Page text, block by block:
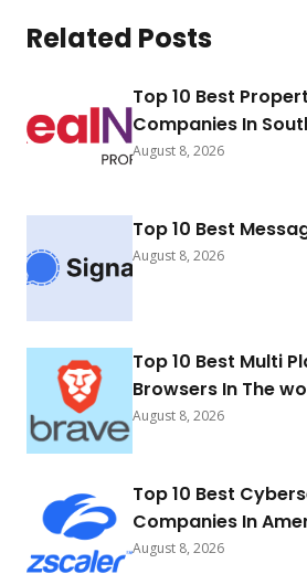
Related Posts
Top 10 Best
Companies In
August 8, 2026
Top 10 Best
August 8, 2026
Top 10 Best Multi
Browsers In The
August 8, 2026
Top 10 Best
Companies In
August 8, 2026